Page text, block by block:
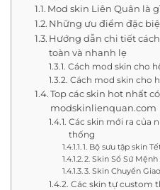
Mod skin Liên Quân là
Những ưu điểm đặc
Hướng dẫn chi tiết
toàn và nhanh lẹ
Cách mod skin cho
Cách mod skin cho
Top các skin hot nhất
modskinlienquan.com
Các skin mới ra của
thống
1. Bộ sưu tập skin
2. Skin Sổ Sứ
3. Skin Chuyển
Các skin tự custom